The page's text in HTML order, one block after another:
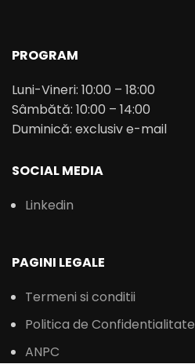
PROGRAM
Luni-Vineri: 10:00 – 18:00
Sâmbătă: 10:00 – 14:00
Duminică: exclusiv e-mail
SOCIAL MEDIA
Linkedin
PAGINI LEGALE
Termeni si conditii
Politica de Confidentialitate
ANPC